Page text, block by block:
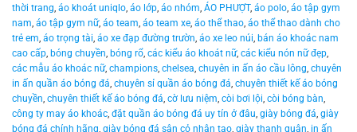
thời trang, áo khoát uniqlo, áo lớp, áo nhóm, ÁO PHƯỢT, áo polo, áo tập gym
nam, áo tập gym nữ, áo team, áo team xe, áo thể thao, áo thể thao dành cho
trẻ em, áo trọng tài, áo xe đạp đường trườn, áo xe leo núi, bán áo khoác nam
cao cấp, bóng chuyền, bóng rổ, các kiểu áo khoát nữ, các kiểu nón nữ đẹp,
các mẫu áo khoác nữ, champions, chelsea, chuyên in ấn áo cầu lông, chuyên
in ấn quần áo bóng đá, chuyên sỉ quần áo bóng đá, chuyên thiết kế áo bóng
chuyền, chuyên thiết kế áo bóng đá, cờ lưu niệm, còi bơi lội, còi bóng bàn,
công ty may áo khoác, đặt quần áo bóng đá uy tín ở đâu, giày bóng đá, giày
bóng đá chính hãng, giày bóng đá sân cỏ nhân tạo, giày thanh quân, in ấn